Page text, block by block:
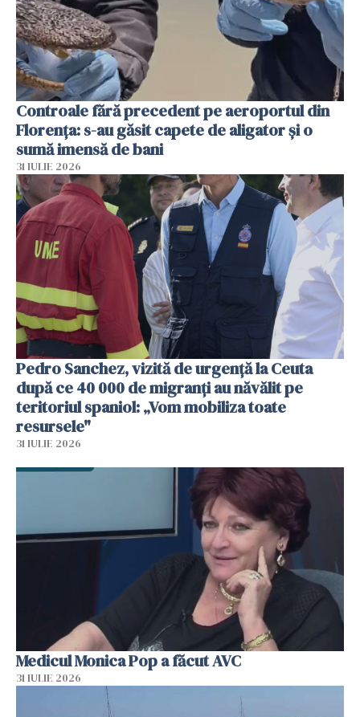
Controale fără precedent pe aeroportul din
Florența: s-au găsit capete de aligator și o
sumă imensă de bani
31 IULIE 2026
Pedro Sanchez, vizită de urgență la Ceuta
după ce 40 000 de migranți au năvălit pe
teritoriul spaniol: „Vom mobiliza toate
resursele"
31 IULIE 2026
Medicul Monica Pop a făcut AVC
31 IULIE 2026